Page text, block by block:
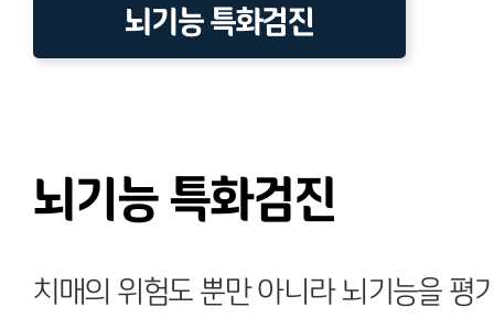
뇌기능 특화검진
뇌기능 특화검진
치매의 위험도 뿐만 아니라 뇌기능을 평